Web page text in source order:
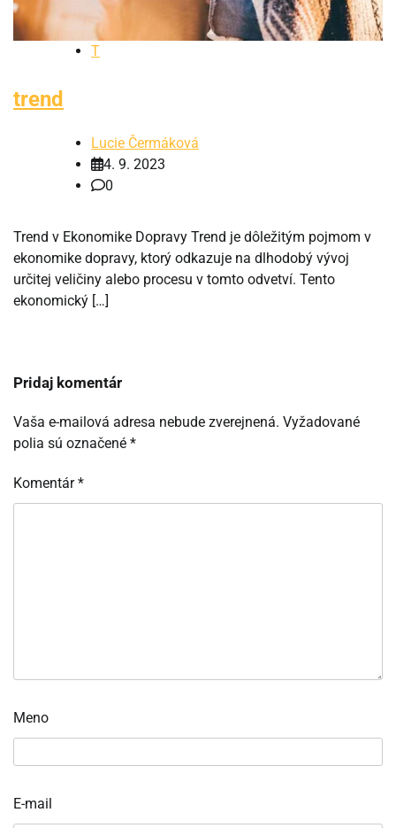
T
trend
Lucie Čermáková
4. 9. 2023
0
Trend v Ekonomike Dopravy Trend je dôležitým pojmom v
ekonomike dopravy, ktorý odkazuje na dlhodobý vývoj
určitej veličiny alebo procesu v tomto odvetví. Tento
ekonomický […]
Pridaj komentár
Vaša e-mailová adresa nebude zverejnená. Vyžadované
polia sú označené *
Komentár*
Meno
E-mail